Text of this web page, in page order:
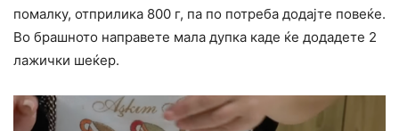
помалку, отприлика 800 г, па по потреба додајте повеќе.
Во брашното направете мала дупка каде ќе додадете 2
лажички шеќер.